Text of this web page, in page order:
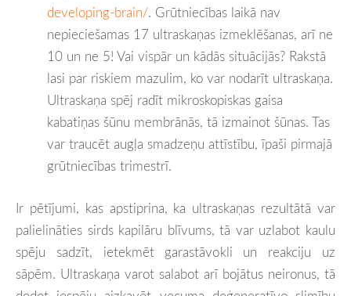
developing-brain/. Grūtniecības laikā nav
nepieciešamas 17 ultraskaņas izmeklēšanas, arī ne
10 un ne 5! Vai vispār un kādās situācijās? Rakstā
lasi par riskiem mazulim, ko var nodarīt ultraskaņa.
Ultraskaņa spēj radīt mikroskopiskas gaisa
kabatiņas šūnu membrānās, tā izmainot šūnas. Tas
var traucēt augļa smadzeņu attīstību, īpaši pirmajā
grūtniecības trimestrī.
Ir pētījumi, kas apstiprina, ka ultraskaņas rezultātā var
palielināties sirds kapilāru blīvums, tā var uzlabot kaulu
spēju sadzīt, ietekmēt garastāvokli un reakciju uz
sāpēm. Ultraskaņa varot salabot arī bojātus neironus, tā